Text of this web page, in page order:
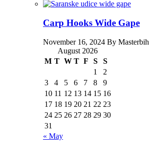
Carp Hooks Wide Gape
November 16, 2024 By Masterbih
August 2026
M T W T F S
S
1
2
3
4 5 6 7 8
9
10 11 12 13 14 15 16
17 18 19 20 21 22 23
24 25 26 27 28 29 30
31
« May